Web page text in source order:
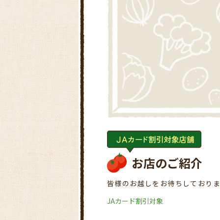
お店のご紹介
皆様のお越しをお待ちしており
JAカード割引対象